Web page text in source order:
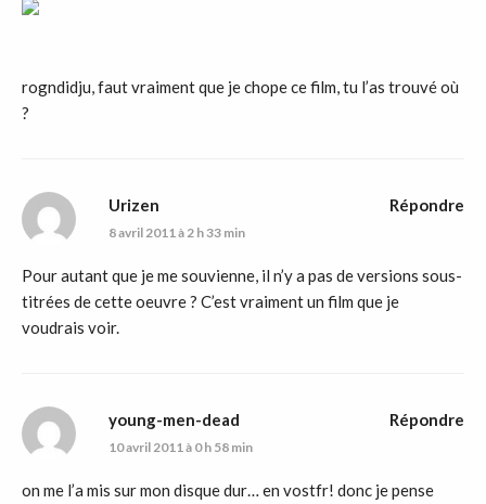
rogndidju, faut vraiment que je chope ce film, tu l’as trouvé où
?
Urizen
8 avril 2011 à 2 h 33 min
Pour autant que je me souvienne, il n’y a pas de versions sous-
titrées de cette oeuvre ? C’est vraiment un film que je
voudrais voir.
Répondre
young-men-dead
10 avril 2011 à 0 h 58 min
on me l’a mis sur mon disque dur… en vostfr! donc je pense
Répondre